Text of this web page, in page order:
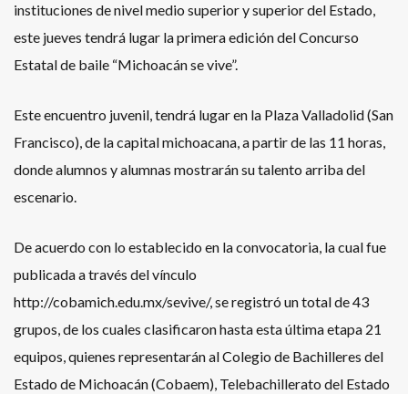
instituciones de nivel medio superior y superior del Estado,
este jueves tendrá lugar la primera edición del Concurso
Estatal de baile “Michoacán se vive”.
Este encuentro juvenil, tendrá lugar en la Plaza Valladolid (San
Francisco), de la capital michoacana, a partir de las 11 horas,
donde alumnos y alumnas mostrarán su talento arriba del
escenario.
De acuerdo con lo establecido en la convocatoria, la cual fue
publicada a través del vínculo
http://cobamich.edu.mx/sevive/, se registró un total de 43
grupos, de los cuales clasificaron hasta esta última etapa 21
equipos, quienes representarán al Colegio de Bachilleres del
Estado de Michoacán (Cobaem), Telebachillerato del Estado